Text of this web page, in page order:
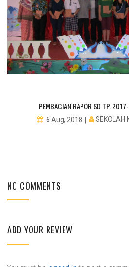
PEMBAGIAN RAPOR SD TP.
6 Aug, 2018 SEKOLAH
NO COMMENTS
ADD YOUR REVIEW